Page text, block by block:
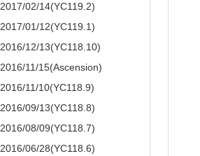
2017/02/14(YC119.2)
2017/01/12(YC119.1)
2016/12/13(YC118.10)
2016/11/15(Ascension)
2016/11/10(YC118.9)
2016/09/13(YC118.8)
2016/08/09(YC118.7)
2016/06/28(YC118.6)